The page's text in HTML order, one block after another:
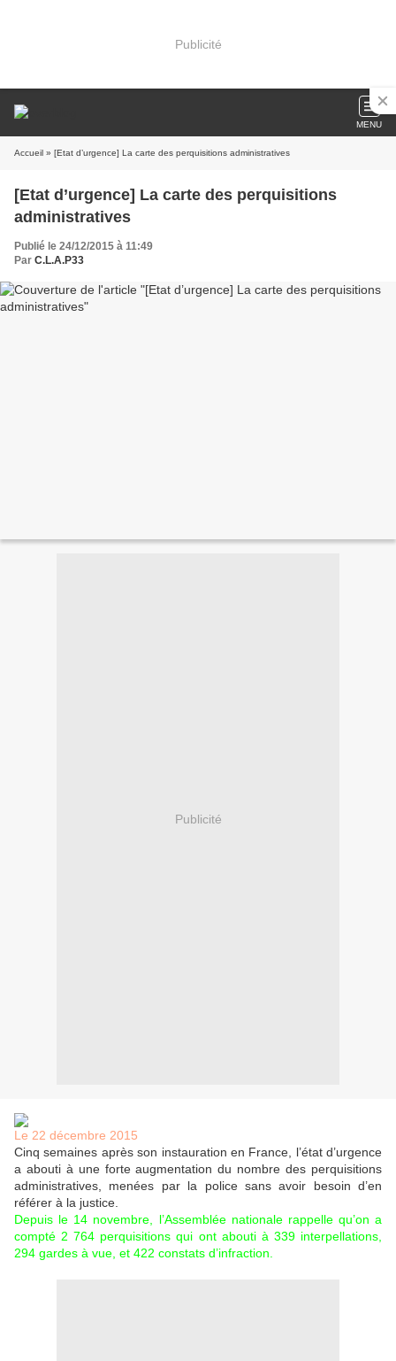
Publicité
MENU
Accueil » [Etat d’urgence] La carte des perquisitions administratives
[Etat d’urgence] La carte des perquisitions
administratives
Publié le 24/12/2015 à 11:49
Par C.L.A.P33
Publicité
Le 22 décembre 2015
Cinq semaines après son instauration en France, l’état d’urgence
a abouti à une forte augmentation du nombre des perquisitions
administratives, menées par la police sans avoir besoin d’en
référer à la justice.
Depuis le 14 novembre, l’Assemblée nationale rappelle qu’on a
compté 2 764 perquisitions qui ont abouti à 339 interpellations,
294 gardes à vue, et 422 constats d’infraction.